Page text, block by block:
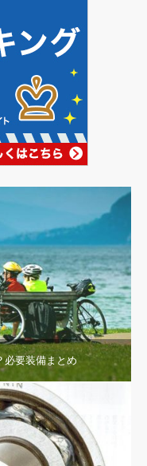
必要装備まとめ